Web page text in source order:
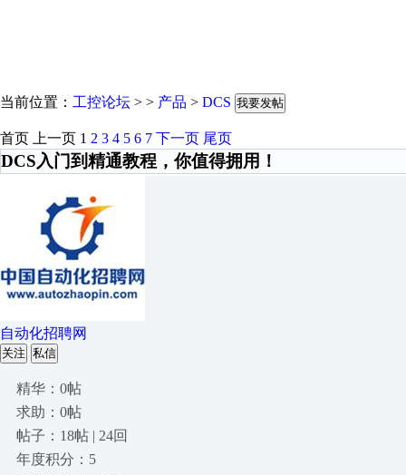
当前位置： 工控论坛 > > 产品 > DCS 我要发帖
首页 上一页 1 2 3 4 5 6 7 下一页 尾页
DCS入门到精通教程，你值得拥用！
自动化招聘网
关注 私信
精华：0帖
求助：0帖
帖子：18帖 | 24回
年度积分：5